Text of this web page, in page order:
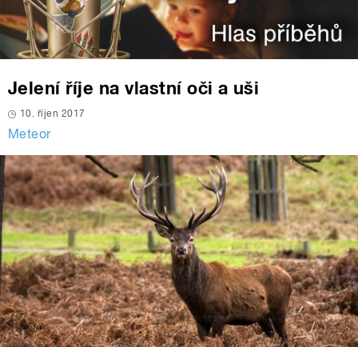
Jelení říje na vlastní oči a uši
10. říjen 2017
Meteor